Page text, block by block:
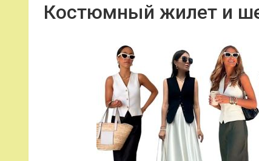
Костюмный жилет и